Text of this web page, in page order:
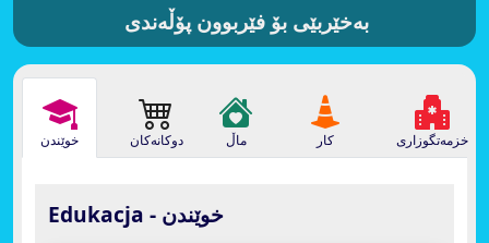
بەخێربێی بۆ فێربوون پۆڵەندی
خوێندن دوکانەکان ماڵ کار خزمەتگوزاری
Edukacja - خوێندن